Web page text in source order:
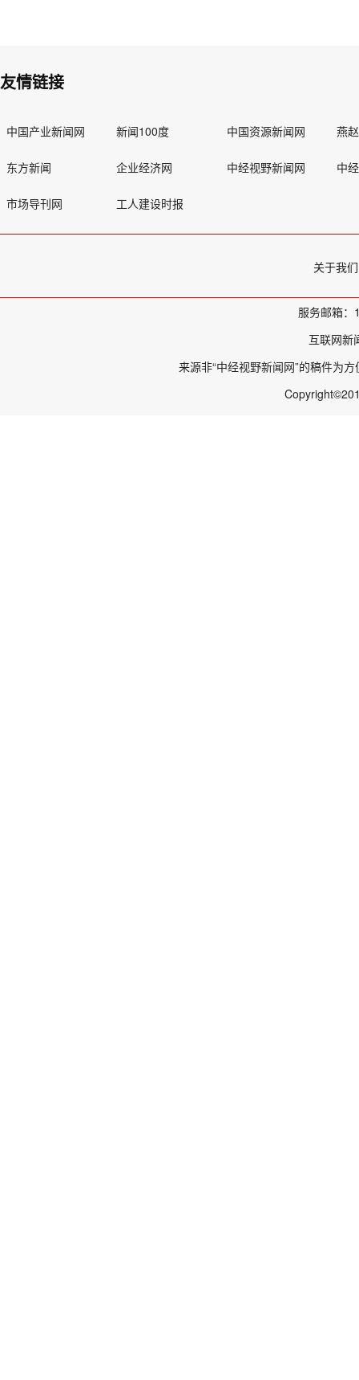
友情链接
中国产业新闻网 新闻100度 中国资源新闻网 燕
东方新闻 企业经济网 中经视野新闻网 中
市场导刊网 工人建设时报
关于我们
服务邮箱
互联网新
来源非“中经视野新闻网”的稿件为